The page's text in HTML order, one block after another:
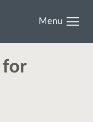
Menu
for